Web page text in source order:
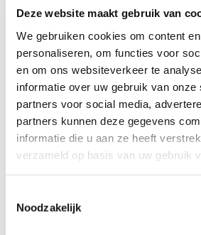
Deze website maakt gebruik van
We gebruiken cookies om content
personaliseren, om functies voor
en om ons websiteverkeer te
informatie over uw gebruik van onze
partners voor social media,
partners kunnen deze gegevens
informatie die u aan ze heeft
verzameld op basis van uw gebruik
Noodzakelijk
Stichting Vrienden van Yulius
Afdeling Colorado/RMPI
Contact
Contact
Privacy
Aanmelden open avond
en rondleiding Lingewaal College
Home >Aanmelden open avond en
College
Aanmelden